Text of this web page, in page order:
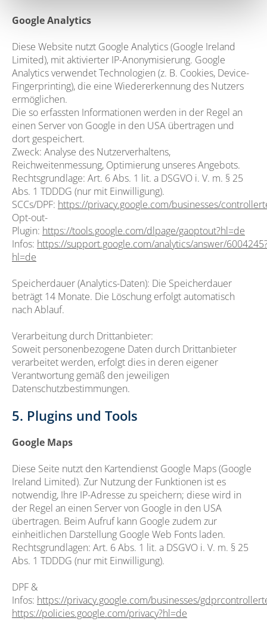
Google Analytics
Diese Website nutzt Google Analytics (Google Ireland
Limited), mit aktivierter IP-Anonymisierung. Google
Analytics verwendet Technologien (z. B. Cookies, Device-
Fingerprinting), die eine Wiedererkennung des Nutzers
ermöglichen.
Die so erfassten Informationen werden in der Regel an
einen Server von Google in den USA übertragen und
dort gespeichert.
Zweck: Analyse des Nutzerverhaltens,
Reichweitenmessung, Optimierung unseres Angebots.
Rechtsgrundlage: Art. 6 Abs. 1 lit. a DSGVO i. V. m. § 25
Abs. 1 TDDDG (nur mit Einwilligung).
SCCs/DPF: https://privacy.google.com/businesses/
Opt-out-
Plugin: https://tools.google.com/dlpage/gaoptout?hl=de
Infos: https://support.google.com/analytics/answer/
hl=de
Speicherdauer (Analytics-Daten): Die Speicherdauer
beträgt 14 Monate. Die Löschung erfolgt automatisch
nach Ablauf.
Verarbeitung durch Drittanbieter:
Soweit personenbezogene Daten durch Drittanbieter
verarbeitet werden, erfolgt dies in deren eigener
Verantwortung gemäß den jeweiligen
Datenschutzbestimmungen.
5. Plugins und Tools
Google Maps
Diese Seite nutzt den Kartendienst Google Maps (Google
Ireland Limited). Zur Nutzung der Funktionen ist es
notwendig, Ihre IP-Adresse zu speichern; diese wird in
der Regel an einen Server von Google in den USA
übertragen. Beim Aufruf kann Google zudem zur
einheitlichen Darstellung Google Web Fonts laden.
Rechtsgrundlagen: Art. 6 Abs. 1 lit. a DSGVO i. V. m. § 25
Abs. 1 TDDDG (nur mit Einwilligung).
DPF &
Infos: https://privacy.google.com/businesses/
https://policies.google.com/privacy?hl=de